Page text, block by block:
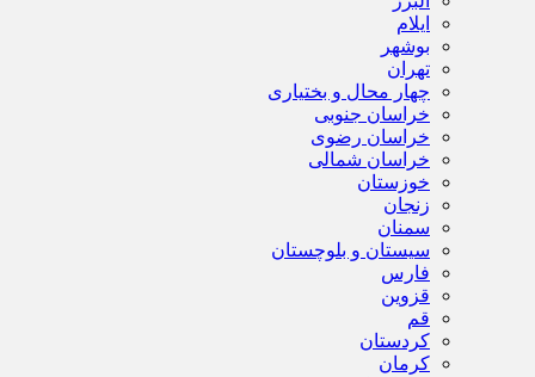
ایلام
بوشهر
تهران
چهار محال و بختیاری
خراسان جنوبی
خراسان رضوی
خراسان شمالی
خوزستان
زنجان
سمنان
سیستان و بلوچستان
فارس
قزوین
قم
کردستان
کرمان